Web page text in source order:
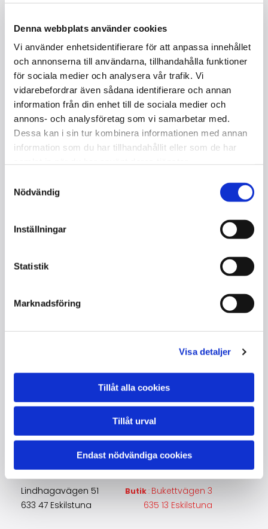
Denna webbplats använder cookies
Vi använder enhetsidentifierare för att anpassa innehållet
och annonserna till användarna, tillhandahålla funktioner
för sociala medier och analysera vår trafik. Vi
vidarebefordrar även sådana identifierare och annan
information från din enhet till de sociala medier och
annons- och analysföretag som vi samarbetar med.
Dessa kan i sin tur kombinera informationen med annan
information som du har tillhandahållit eller som de har
Nödvändig
Inställningar
Statistik
Marknadsföring
Visa detaljer
Tillåt alla cookies
Tillåt urval
Endast nödvändiga cookies
ÖSTLIND_ALMQUIST 122 (1952)
I lager
Kontakta oss
Storlek : 122 cm
Tangenter : 85
Kvalitet : Begagnad / inför renovering
Tillverkad : Arvika / Sverige
Extra :
Lajos Toró
+46705932433
piano@toroton.com
Lindhagavägen 51 Butik: Bukettvägen 3
633 47 Eskilstuna
635 13 Eskilstuna